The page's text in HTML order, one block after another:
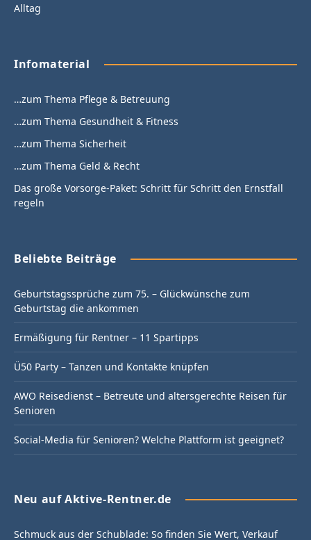
Alltag
Infomaterial
…zum Thema Pflege & Betreuung
…zum Thema Gesundheit & Fitness
…zum Thema Sicherheit
…zum Thema Geld & Recht
Das große Vorsorge-Paket: Schritt für Schritt den Ernstfall
regeln
Beliebte Beiträge
Geburtstagssprüche zum 75. – Glückwünsche zum
Geburtstag die ankommen
Ermäßigung für Rentner – 11 Spartipps
Ü50 Party – Tanzen und Kontakte knüpfen
AWO Reisedienst – Betreute und altersgerechte Reisen für
Senioren
Social-Media für Senioren? Welche Plattform ist geeignet?
Neu auf Aktive-Rentner.de
Schmuck aus der Schublade: So finden Sie Wert, Verkauf